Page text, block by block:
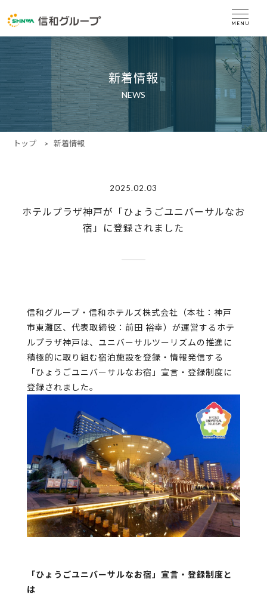
新着情報
NEWS
トップ 新着情報
2025.02.03
ホテルプラザ神戸が「ひょうごユニバーサルなお
宿」に登録されました
信和グループ・信和ホテルズ株式会社（本社：神戸
市東灘区、代表取締役：前田 裕幸）が運営するホテ
ルプラザ神戸は、ユニバーサルツーリズムの推進に
積極的に取り組む宿泊施設を登録・情報発信する
「ひょうごユニバーサルなお宿」宣言・登録制度に
登録されました。
「ひょうごユニバーサルなお宿」宣言・登録制度と
は